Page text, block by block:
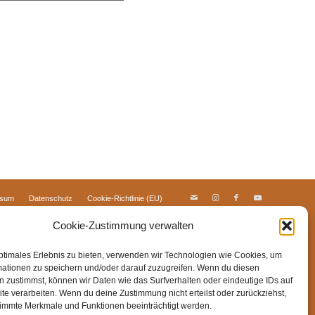
Cookie-Zustimmung verwalten
Erlebnis zu bieten, verwenden wir Technologien wie Cookies, um
zu speichern und/oder darauf zuzugreifen. Wenn du diesen
zustimmst, können wir Daten wie das Surfverhalten oder eindeutige IDs auf
verarbeiten. Wenn du deine Zustimmung nicht erteilst oder zurückziehst,
Merkmale und Funktionen beeinträchtigt werden.
Datenschutz Cookie-Richtlinie (EU)